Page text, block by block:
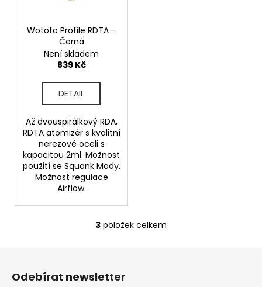
Wotofo Profile RDTA -
Černá
Není skladem
839 Kč
DETAIL
Až dvouspirálkový RDA,
RDTA atomizér s kvalitní
nerezové oceli s
kapacitou 2ml. Možnost
použití se Squonk Mody.
Možnost regulace
Airflow.
O
v
3 položek celkem
Odebírat newsletter